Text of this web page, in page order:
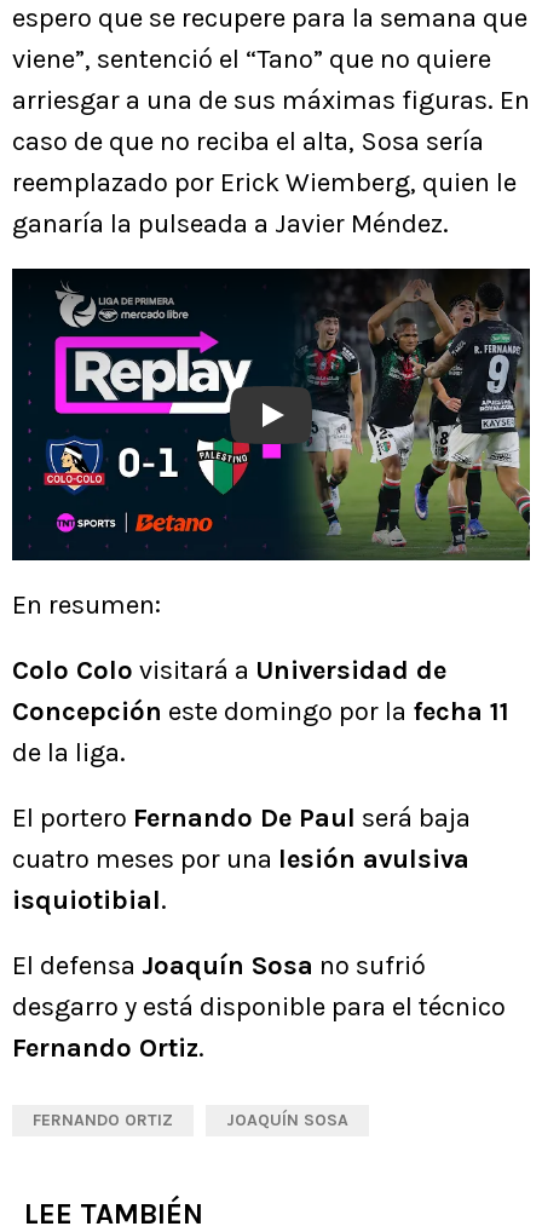
espero que se recupere para la semana que
viene”, sentenció el “Tano” que no quiere
arriesgar a una de sus máximas figuras. En
caso de que no reciba el alta, Sosa sería
reemplazado por Erick Wiemberg, quien le
ganaría la pulseada a Javier Méndez.
Play
En resumen:
Colo Colo visitará a Universidad de
Concepción este domingo por la fecha 11
de la liga.
El portero Fernando De Paul será baja
cuatro meses por una lesión avulsiva
isquiotibial.
El defensa Joaquín Sosa no sufrió
desgarro y está disponible para el técnico
Fernando Ortiz.
FERNANDO ORTIZ JOAQUÍN SOSA
LEE TAMBIÉN